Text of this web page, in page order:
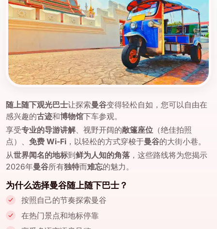
随上随下观光巴士让探索曼谷变得轻松自如，您可以自由在
感兴趣的古迹和博物馆下车参观。
享受专业的导游讲解、视野开阔的敞篷座位 （绝佳拍照
点）、 免费 Wi-Fi ，以轻松的方式穿梭于曼谷的大街小巷。
从世界闻名的地标到鲜为人知的角落 ，这些路线将为您揭示
2026年曼谷所有独特而难忘的魅力。
为什么选择曼谷随上随下巴士？
按照自己的节奏探索曼谷
在热门景点和地标停靠